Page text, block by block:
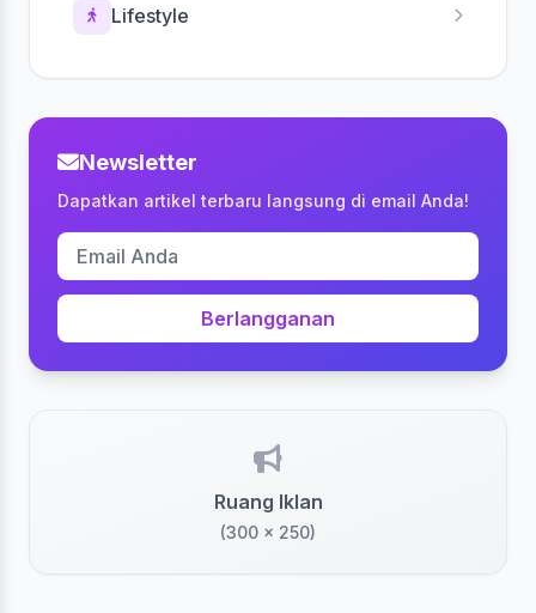
Lifestyle
Newsletter
Dapatkan artikel terbaru langsung di email Anda!
Berlangganan
Ruang Iklan
(300 x 250)